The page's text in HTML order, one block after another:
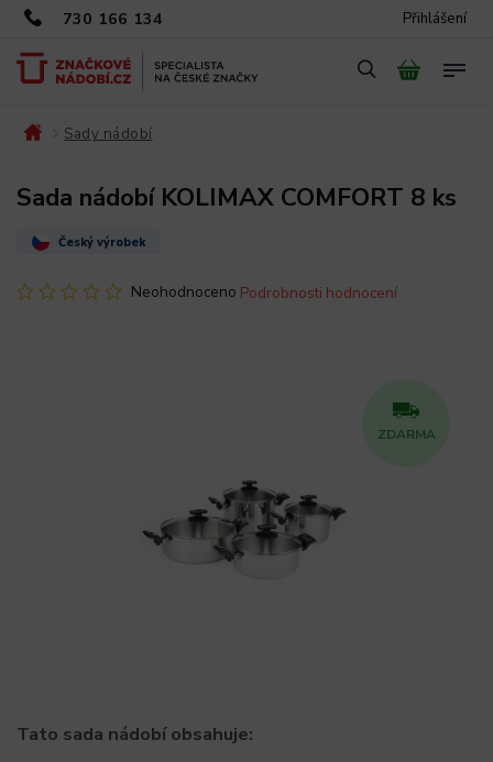
730 166 134 Přihlášení
Sady nádobí
Sada nádobí KOLIMAX COMFORT 8 ks
Český výrobek
Neohodnoceno Podrobnosti hodnocení
ZDARMA
Tato sada nádobí obsahuje: